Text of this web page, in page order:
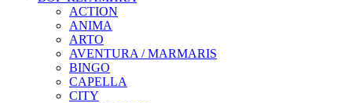
ACTION
ANIMA
ARTO
AVENTURA / MARMARIS
BINGO
CAPELLA
CITY